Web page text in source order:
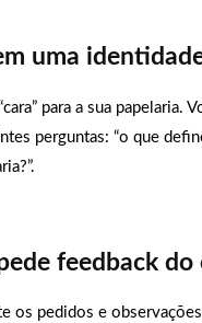
uma
para a sua papelaria.
perguntas: “o que
feedback do
os pedidos e